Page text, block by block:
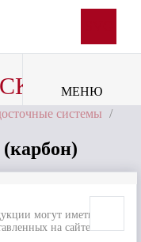
МЕНЮ
системы /
могут иметь
на сайте